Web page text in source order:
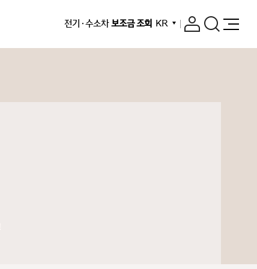
전기 · 수소차보조금 조회 KR